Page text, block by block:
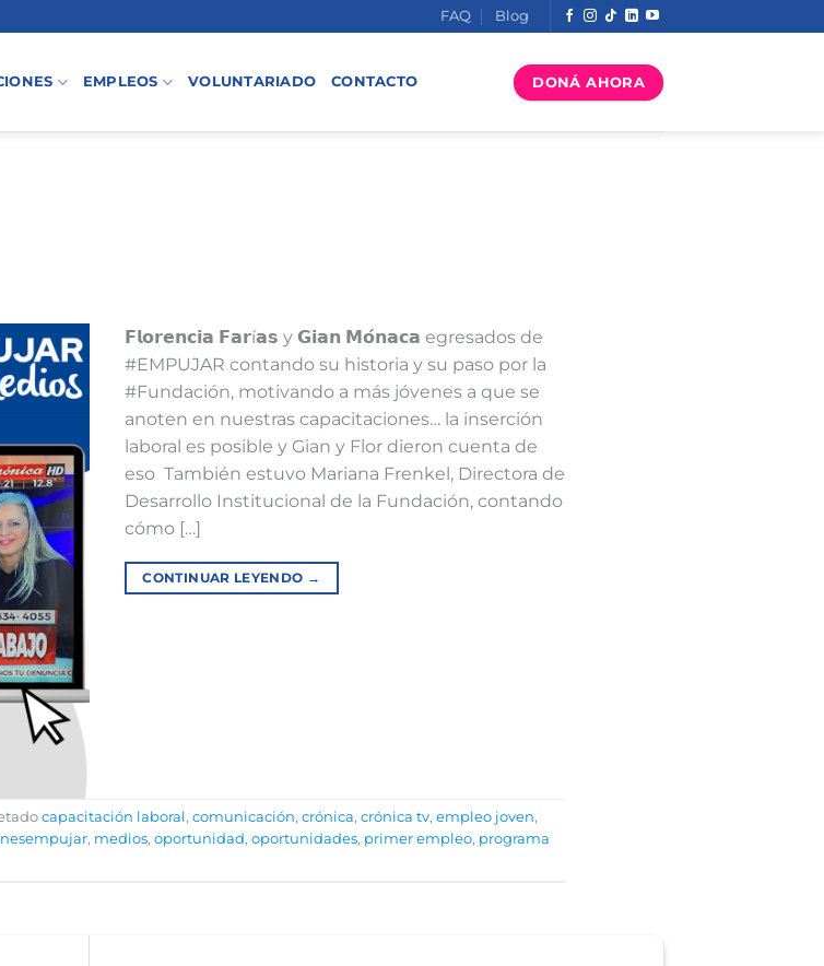
FAQ Blog
EMPLEOS VOLUNTARIADO CONTACTO DONÁ AHORA
𝗙𝗹𝗼𝗿𝗲𝗻𝗰𝗶𝗮 𝗙𝗮𝗿í𝗮𝘀 y 𝗚𝗶𝗮𝗻 𝗠𝗼́𝗻𝗮𝗰𝗮 egresados de
#EMPUJAR contando su historia y su paso por la
#Fundación, motivando a más jóvenes a que se
anoten en nuestras capacitaciones… la inserción
laboral es posible y Gian y Flor dieron cuenta de
eso⁣ ⁣ También estuvo Mariana Frenkel, Directora de
Desarrollo Institucional de la Fundación, contando
cómo […]
CONTINUAR LEYENDO →
capacitación laboral , comunicación, crónica, crónica tv, empleo joven,
, medios, oportunidad, oportunidades, primer empleo, programa